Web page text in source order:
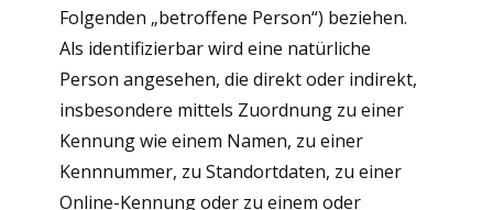
Folgenden „betroffene Person“) beziehen.
Als identifizierbar wird eine natürliche
Person angesehen, die direkt oder indirekt,
insbesondere mittels Zuordnung zu einer
Kennung wie einem Namen, zu einer
Kennnummer, zu Standortdaten, zu einer
Online-Kennung oder zu einem oder